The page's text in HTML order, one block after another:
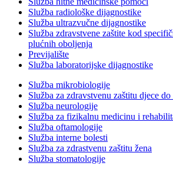
Služba radiološke dijagnostike
Služba ultrazvučne dijagnostike
Služba zdravstvene zaštite kod
plućnih oboljenja
Previjalište
Služba laboratorijske dijagnostike
Služba mikrobiologije
Služba za zdravstvenu zaštitu djece
Služba neurologije
Služba za fizikalnu medicinu i
Služba oftamologije
Služba interne bolesti
Služba za zdrastvenu zaštitu žena
Služba stomatologije